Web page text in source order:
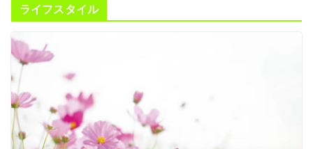
ライフスタイル